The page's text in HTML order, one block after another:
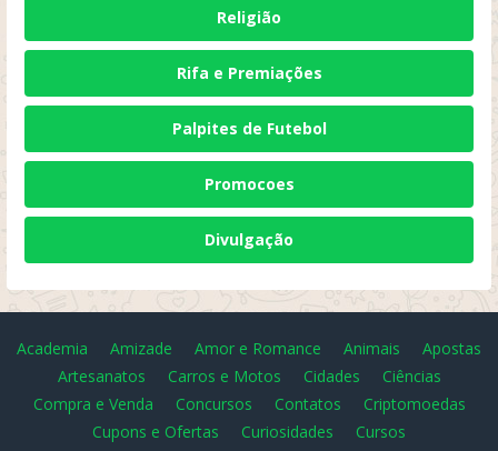
Religião
Rifa e Premiações
Palpites de Futebol
Promocoes
Divulgação
Academia Amizade Amor e Romance Animais
Apostas
Artesanatos
Carros e Motos Cidades
Ciências
Compra e Venda
Concursos Contatos
Criptomoedas
Cupons e Ofertas
Curiosidades
Cursos